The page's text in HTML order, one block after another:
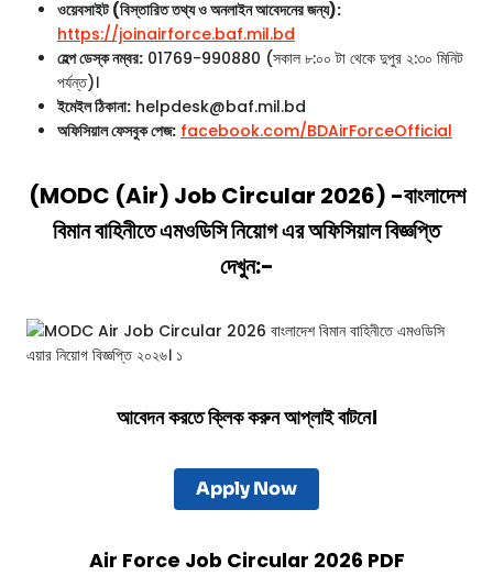
ওয়েবসাইট (বিস্তারিত তথ্য ও অনলাইন আবেদনের জন্য):
https://joinairforce.baf.mil.bd
হেল্প ডেস্ক নম্বর: 01769-990880 (সকাল ৮:০০ টা থেকে দুপুর ২:৩০ মিনিট
পর্যন্ত)।
ইমেইল ঠিকানা: helpdesk@baf.mil.bd
অফিসিয়াল ফেসবুক পেজ: facebook.com/BDAirForceOfficial
(MODC (Air) Job Circular 2026) -বাংলাদেশ
বিমান বাহিনীতে এমওডিসি নিয়োগ এর অফিসিয়াল বিজ্ঞপ্তি
দেখুন:-
আবেদন করতে ক্লিক করুন আপ্লাই বাটনে।
Apply Now
Air Force Job Circular 2026 PDF